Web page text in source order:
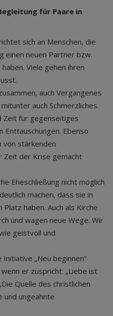
für Paare in
sich an Menschen, die
einen neuen Partner bzw.
Viele gehen ihren
auch Vergangenes
auch Schmerzliches.
Zeit für gegenseitiges
Enttäuschungen. Ebenso
von stärkenden
Zeit der Krise gemacht
Eheschließung nicht möglich
machen, dass sie in
haben. Auch als Kirche
und wagen neue Wege. Wir
geistvoll und
„Neu beginnen“
er zuspricht: „Liebe ist
Quelle des christlichen
und ungeahnte